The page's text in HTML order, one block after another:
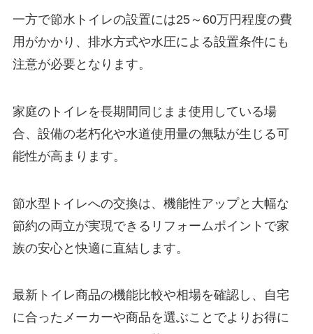
一方で節水トイレの設置には25～60万円程度の費
用がかかり、排水方式や水圧による設置条件にも
注意が必要となります。
家庭のトイレを長期間同じまま使用している場
合、設備の老朽化や水道使用量の無駄が生じる可
能性が高まります。
節水型トイレへの交換は、機能性アップと大幅な
節約の両立が実現できるリフォームポイントで家
族の安心と快適に直結します。
最新トイレ商品の機能比較や相場を確認し、自宅
に合ったメーカーや商品を選ぶことでよりお得に